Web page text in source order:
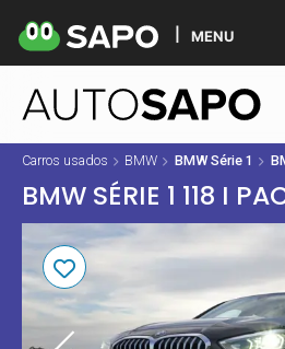
MENU
Carros usados BMW BMW Série 1
BMW SÉRIE 1 118 I